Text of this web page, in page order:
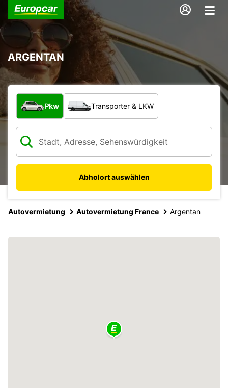
ARGENTAN
Welche Art von Fahrzeug?
Pkw Transporter & LKW
Abholort auswählen
Autovermietung Autovermietung France Argentan